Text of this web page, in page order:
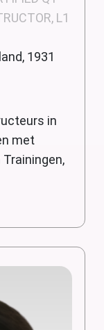
L1
1931
in
met
Trainingen,